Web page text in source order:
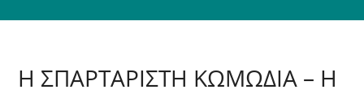
Η ΣΠΑΡΤΑΡΙΣΤΗ ΚΩΜΩΔΙΑ – Η